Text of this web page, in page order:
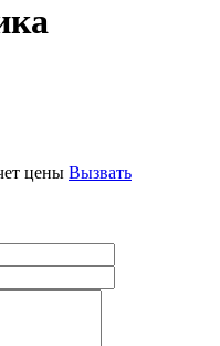
цены Вызвать